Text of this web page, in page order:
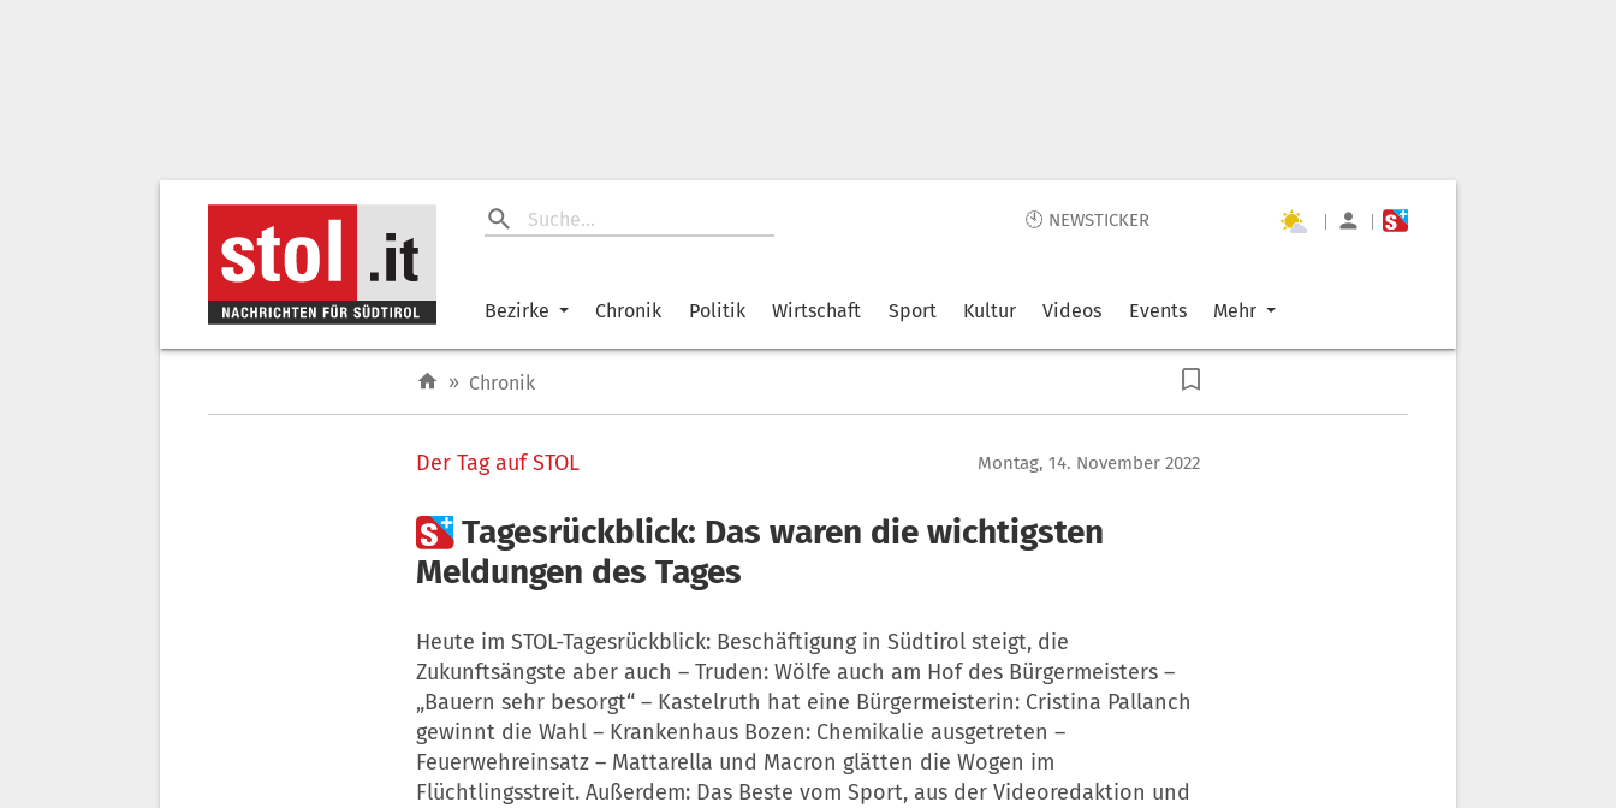
🕙 NEWSTICKER | |
Bezirke Chronik Politik Wirtschaft Sport Kultur Videos Events Mehr
» Chronik
Der Tag auf STOL Montag, 14. November 2022
Tagesrückblick: Das waren die wichtigsten
Meldungen des Tages
Heute im STOL-Tagesrückblick: Beschäftigung in Südtirol steigt, die
Zukunftsängste aber auch – Truden: Wölfe auch am Hof des Bürgermeisters –
„Bauern sehr besorgt“ – Kastelruth hat eine Bürgermeisterin: Cristina Pallanch
gewinnt die Wahl – Krankenhaus Bozen: Chemikalie ausgetreten –
Feuerwehreinsatz – Mattarella und Macron glätten die Wogen im
Flüchtlingsstreit. Außerdem: Das Beste vom Sport, aus der Videoredaktion und